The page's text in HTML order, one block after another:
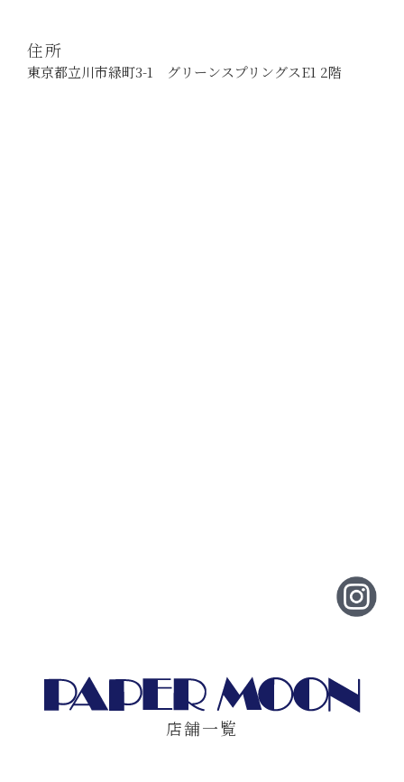
o
n
住所
東京都立川市緑町3-1 グリーンスプリングスE1 2階
店舗一覧